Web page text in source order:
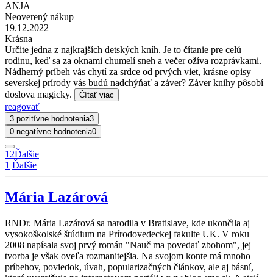
ANJA
Neoverený nákup
19.12.2022
Krásna
Určite jedna z najkrajších detských kníh. Je to čítanie pre celú
rodinu, keď sa za oknami chumelí sneh a večer ožíva rozprávkami.
Nádherný príbeh vás chytí za srdce od prvých viet, krásne opisy
severskej prírody vás budú nadchýňať a záver? Záver knihy pôsobí
doslova magicky.
Čítať viac
reagovať
3 pozitívne hodnotenia3
0 negatívne hodnotenia0
12Ďalšie
1 Ďalšie
Mária Lazárová
RNDr. Mária Lazárová sa narodila v Bratislave, kde ukončila aj
vysokoškolské štúdium na Prírodovedeckej fakulte UK. V roku
2008 napísala svoj prvý román "Nauč ma povedať zbohom", jej
tvorba je však oveľa rozmanitejšia. Na svojom konte má mnoho
príbehov, poviedok, úvah, popularizačných článkov, ale aj básní,